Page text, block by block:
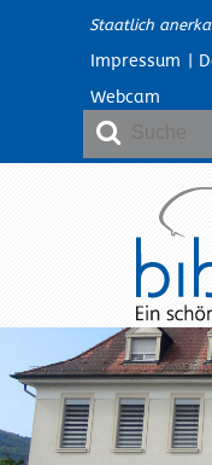
Staatlich
Impressum |
Webcam